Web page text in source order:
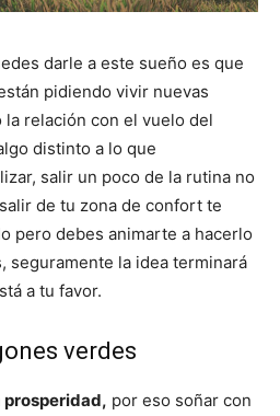
darle a este sueño es que
pidiendo vivir nuevas
relación con el vuelo del
distinto a lo que
salir un poco de la rutina no
de tu zona de confort te
pero debes animarte a hacerlo
seguramente la idea terminará
a tu favor.
verdes
prosperidad, por eso soñar con